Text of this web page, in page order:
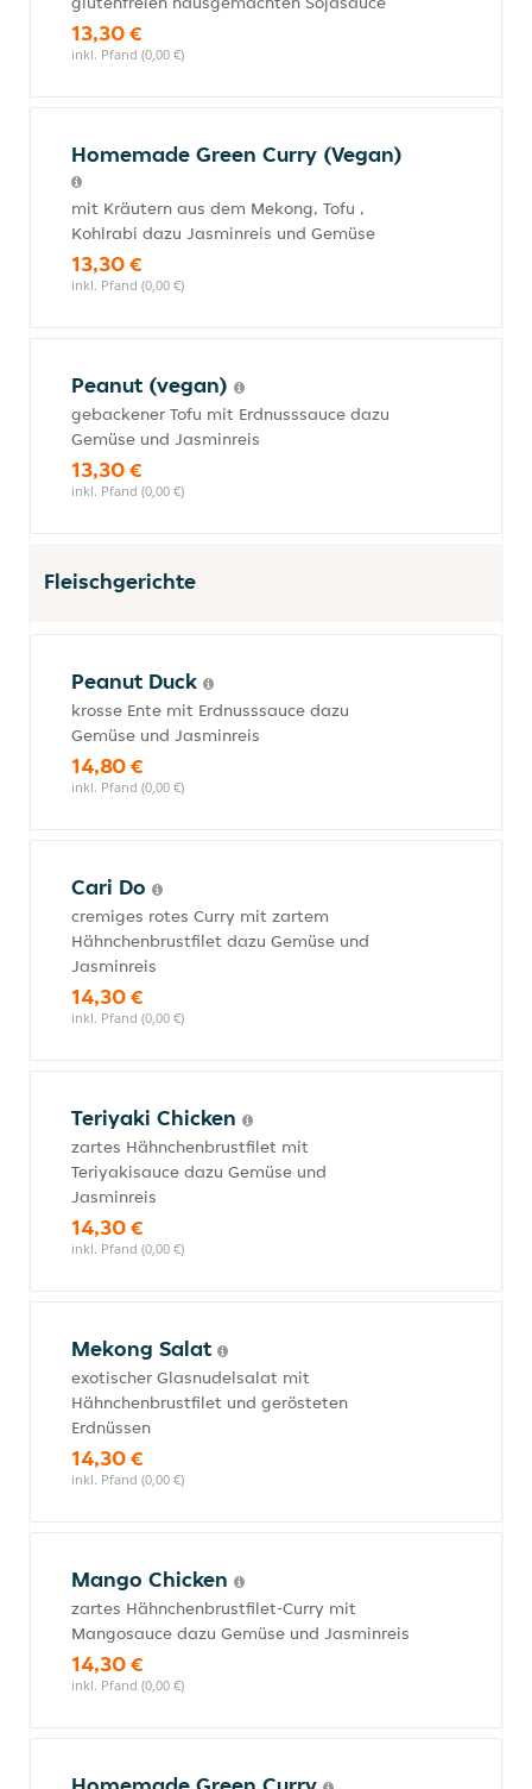
13,30 €
inkl. Pfand (0,00 €)
Homemade Green Curry (Vegan)
mit Kräutern aus dem Mekong, Tofu ,
Kohlrabi dazu Jasminreis und Gemüse
13,30 €
inkl. Pfand (0,00 €)
Peanut (vegan)
gebackener Tofu mit Erdnusssauce dazu
Gemüse und Jasminreis
13,30 €
inkl. Pfand (0,00 €)
Fleischgerichte
Peanut Duck
krosse Ente mit Erdnusssauce dazu
Gemüse und Jasminreis
14,80 €
inkl. Pfand (0,00 €)
Cari Do
cremiges rotes Curry mit zartem
Hähnchenbrustfilet dazu Gemüse und
Jasminreis
14,30 €
inkl. Pfand (0,00 €)
Teriyaki Chicken
zartes Hähnchenbrustfilet mit
Teriyakisauce dazu Gemüse und
Jasminreis
14,30 €
inkl. Pfand (0,00 €)
Mekong Salat
exotischer Glasnudelsalat mit
Hähnchenbrustfilet und gerösteten
Erdnüssen
14,30 €
inkl. Pfand (0,00 €)
Mango Chicken
zartes Hähnchenbrustfilet-Curry mit
Mangosauce dazu Gemüse und Jasminreis
14,30 €
inkl. Pfand (0,00 €)